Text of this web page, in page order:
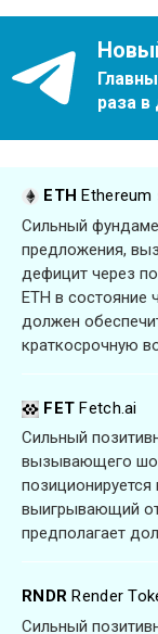
раза в
ETHEthereum
Сильный
предложения,
дефицит через
ETH в состояние
должен
краткосрочную
FETFetch.ai
Сильный
вызывающего
выигрывающий
предполагает
RNDRRender
Сильный